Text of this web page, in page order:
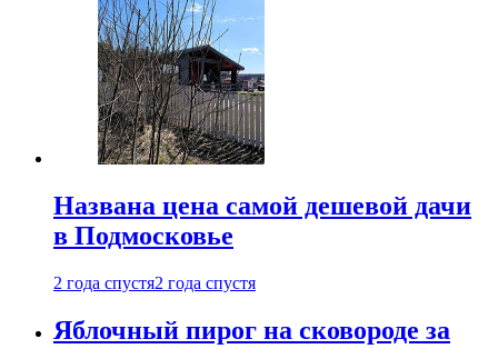
Названа цена самой дешевой дачи
в Подмосковье
2 года спустя2 года спустя
Яблочный пирог на сковороде за